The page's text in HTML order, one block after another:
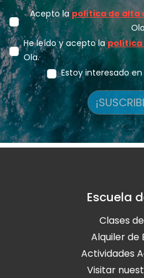
Acepto lapolítica de alta
He leído y acepto lapolítica
Ola.
Estoy interesado
Escuela
Clases
Alquiler de
Actividades
Visitar